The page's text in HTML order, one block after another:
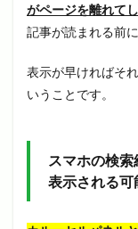
がページを離れて
記事が読まれる前
表示が早ければそ
いうことです。
スマホの検
表示される可